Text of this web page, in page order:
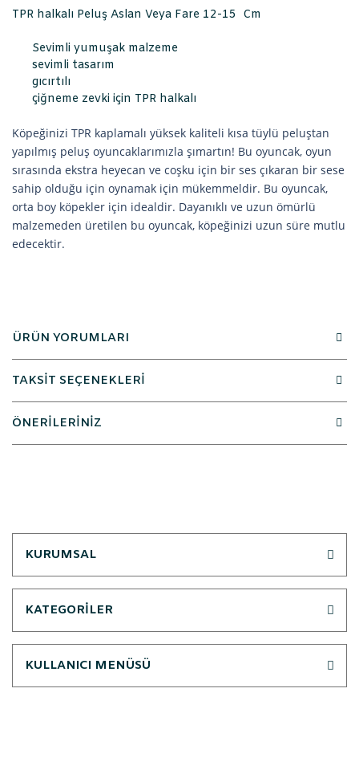
TPR halkalı Peluş Aslan Veya Fare 12-15 Cm
Sevimli yumuşak malzeme
sevimli tasarım
gıcırtılı
çiğneme zevki için TPR halkalı
Köpeğinizi TPR kaplamalı yüksek kaliteli kısa tüylü peluştan
yapılmış peluş oyuncaklarımızla şımartın! Bu oyuncak, oyun
sırasında ekstra heyecan ve coşku için bir ses çıkaran bir sese
sahip olduğu için oynamak için mükemmeldir. Bu oyuncak,
orta boy köpekler için idealdir. Dayanıklı ve uzun ömürlü
malzemeden üretilen bu oyuncak, köpeğinizi uzun süre mutlu
edecektir.
ÜRÜN YORUMLARI
TAKSİT SEÇENEKLERİ
ÖNERİLERİNİZ
KURUMSAL
KATEGORİLER
KULLANICI MENÜSÜ